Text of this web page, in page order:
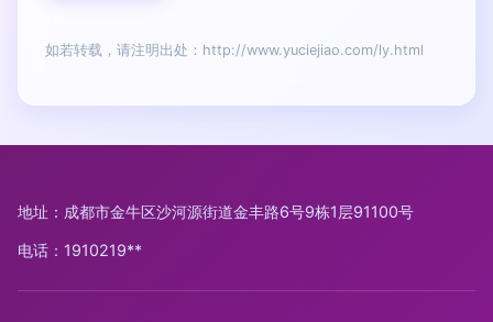
如若转载，请注明出处：http://www.yuciejiao.com/ly.html
地址：成都市金牛区沙河源街道金丰路6号9栋1层91100号
电话：1910219**